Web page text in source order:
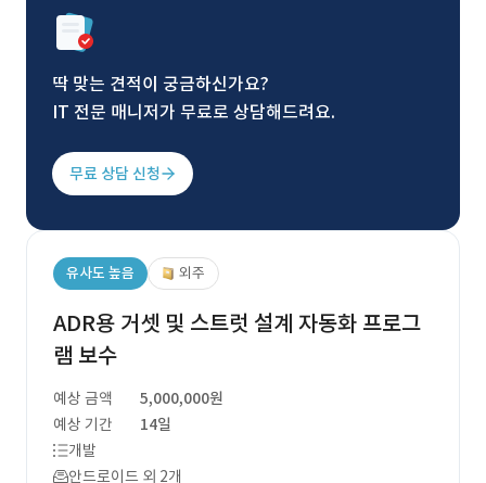
딱 맞는 견적이 궁금하신가요?
IT 전문 매니저가 무료로 상담해드려요.
무료 상담 신청
유사도 높음 외주
ADR용 거셋 및 스트럿 설계 자동화 프로그
램 보수
예상 금액
5,000,000원
예상 기간
14일
개발
안드로이드 외 2개